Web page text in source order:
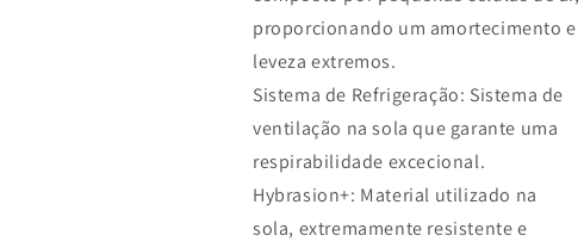
proporcionando um amortecimento e
leveza extremos.
Sistema de Refrigeração: Sistema de
ventilação na sola que garante uma
respirabilidade excecional.
Hybrasion+: Material utilizado na
sola, extremamente resistente e